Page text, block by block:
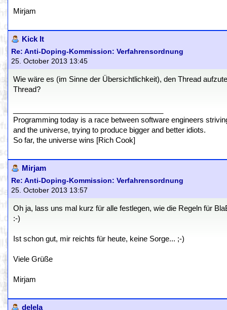
Mirjam
Kick It
Re: Anti-Doping-Kommission: Verfahrensordnung
25. October 2013 13:45
Wie wäre es (im Sinne der Übersichtlichkeit), den Thread
Thread?
Programming today is a race between software engineers
and the universe, trying to produce bigger and better idiots.
So far, the universe wins [Rich Cook]
Mirjam
Re: Anti-Doping-Kommission: Verfahrensordnung
25. October 2013 13:57
Oh ja, lass uns mal kurz für alle festlegen, wie die Regeln für
:-)
Ist schon gut, mir reichts für heute, keine Sorge... ;-)
Viele Grüße
Mirjam
delela